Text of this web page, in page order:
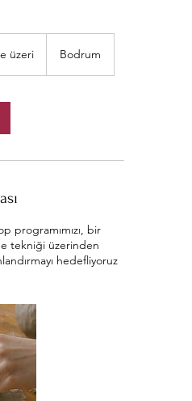
üzeri Bodrum
programımızı, bir
tekniği üzerinden
hedefliyoruz